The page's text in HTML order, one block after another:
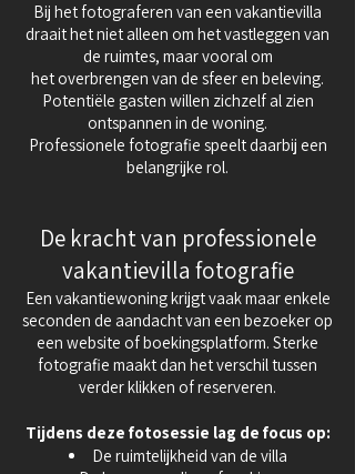
Bij het fotograferen van een vakantievilla
draait het niet alleen om het vastleggen van
de ruimtes, maar vooral om
het overbrengen van de sfeer en beleving.
Potentiële gasten willen zichzelf al zien
ontspannen in de woning.
Professionele fotografie speelt daarbij een
belangrijke rol.
De kracht van professionele
vakantievilla fotografie
Een vakantiewoning krijgt vaak maar enkele
seconden de aandacht van een bezoeker op
een website of boekingsplatform. Sterke
fotografie maakt dan het verschil tussen
verder klikken of reserveren.
Tijdens deze fotosessie lag de focus op:
De ruimtelijkheid van de villa